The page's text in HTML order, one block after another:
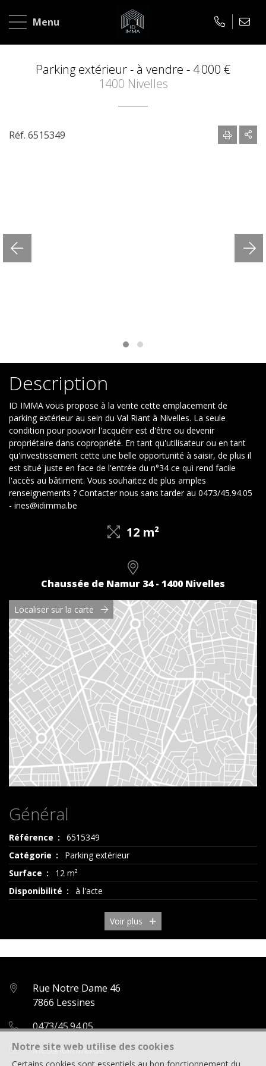
Menu
Accueil
A
vendre
Notre
Parking extérieur - à vendre - 4 000 €
1400 Nivelles
Description
ID IMMA vous propose à la vente cette emplacement de
parking extérieur au sein du Val Riant à Nivelles. La seule
condition pour pouvoir l'acquérir est d'être ou devenir
propriétaire dans copropriété. En tant qu'utilisateur ou en tant
qu'investissement cette une belle opportunité à saisir, de plus il
est situé juste en face de l'entrée du n°34 ce qui rend facile
l'accès au bâtiment. Vous souhaitez de plus amples
renseignements ? Contacter nous sans tarder au 0473/45.94.05
- ines@idimma.be
12 m²
Chaussée de Namur 34 - 1400 Nivelles
Localiser sur la carte
Général
Référence
6515349
Catégorie
Parking extérieur
Surface
12 m²
Disponibilité
à l'acte
Voir plus
Réf. 6515349
Notre site web utilise des cookies
Rue Notre Dame 46
7866 Lessines
0473/45.94.05
ines@idimma.be